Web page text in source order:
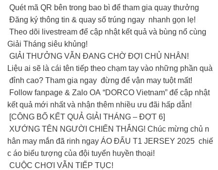
Quét mã QR bên trong bao bì để tham gia quay thưởng
Đăng ký thông tin & quay số trúng ngay nhanh gọn lẹ!
Theo dõi livestream để cập nhật kết quả và bùng nổ cùng
Giải Tháng siêu khủng!
GIẢI THƯỞNG VẪN ĐANG CHỜ ĐỢI CHỦ NHÂN!
Liệu ai sẽ là cái tên tiếp theo chạm tay vào những phần quà
đỉnh cao? Tham gia ngay đừng để vận may tuột mất!
Follow fanpage & Zalo OA “DORCO Vietnam” để cập nhật
kết quả mới nhất và nhận thêm nhiều ưu đãi hấp dẫn!
[CÔNG BỐ KẾT QUẢ GIẢI THÁNG – ĐỢT 6]
XƯỚNG TÊN NGƯỜI CHIẾN THẮNG! Chúc mừng chủ n
hân may mắn đã rinh ngay ÁO ĐẤU T1 JERSEY 2025 chiế
c áo biểu tượng của đội tuyển huyền thoại!
CUỘC CHƠI VẪN TIẾP TỤC!